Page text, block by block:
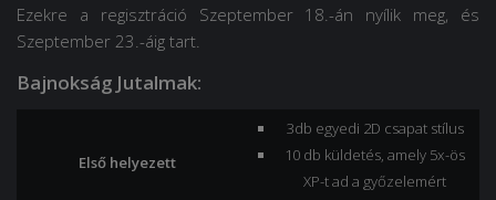
Ezekre a regisztráció Szeptember 18.-án nyílik meg, és
Szeptember 23.-áig tart.
Bajnokság Jutalmak:
Első helyezett
3db egyedi 2D csapat stílus
10 db küldetés, amely 5x-ös
XP-t ad a győzelemért